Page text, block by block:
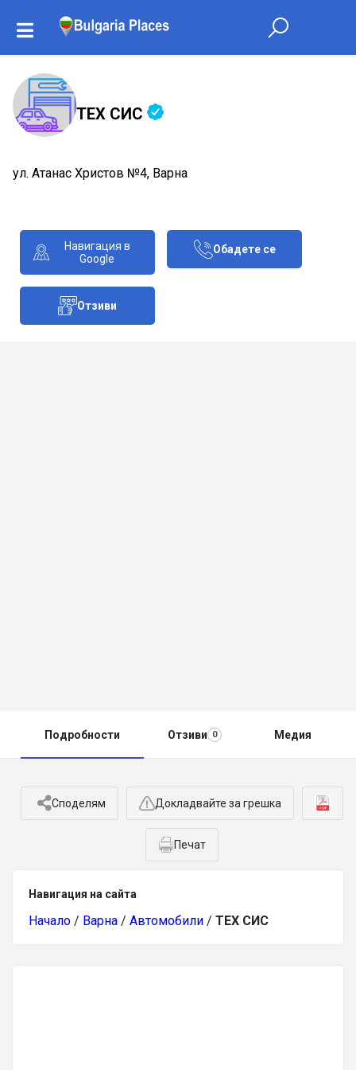
ТЕХ СИС
ул. Атанас Христов №4, Варна
Навигация в
Google
Обадете се
Отзиви
Подробности Отзиви 0 Медия
Споделям Докладвайте за грешка
Печат
Навигация на сайта
Начало / Варна / Автомобили / ТЕХ СИС